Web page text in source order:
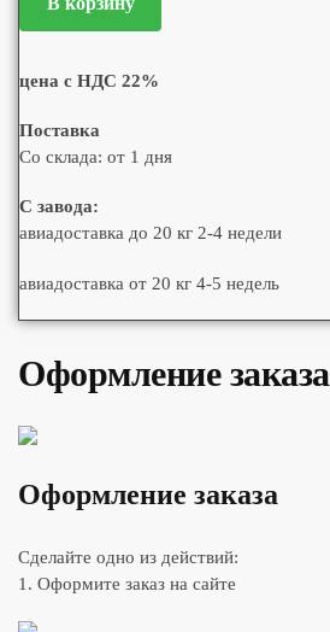
цена с НДС 22%
Поставка
Со склада: от 1 дня
С завода:
авиадоставка до 20 кг 2-4 недели
авиадоставка от 20 кг 4-5 недель
Оформление заказа
Оформление заказа
Сделайте одно из действий:
1. Оформите заказ на сайте